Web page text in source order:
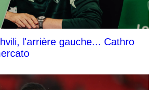
l'arrière gauche... Cathro